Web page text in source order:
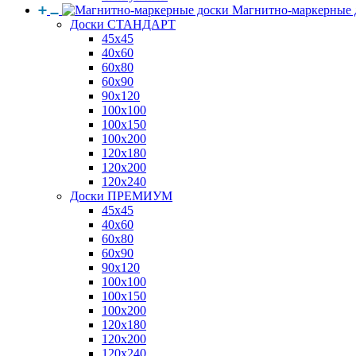
Магнитно-маркерные
Доски СТАНДАРТ
45x45
40x60
60x80
60x90
90x120
100x100
100x150
100x200
120x180
120x200
120x240
Доски ПРЕМИУМ
45x45
40x60
60x80
60x90
90x120
100x100
100x150
100x200
120x180
120x200
120x240